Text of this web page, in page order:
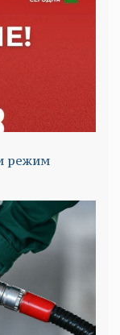
режим